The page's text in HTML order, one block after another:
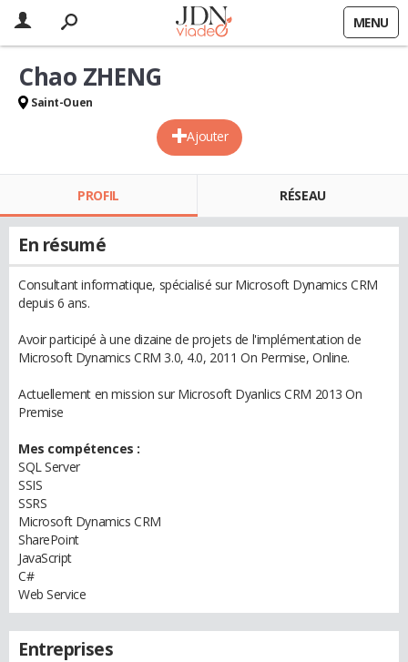
MENU
Ajouter
Chao ZHENG
Saint-Ouen
PROFIL RÉSEAU
En résumé
Consultant informatique, spécialisé sur Microsoft Dynamics CRM
depuis 6 ans.
Avoir participé à une dizaine de projets de l'implémentation de
Microsoft Dynamics CRM 3.0, 4.0, 2011 On Permise, Online.
Actuellement en mission sur Microsoft Dyanlics CRM 2013 On
Premise
Mes compétences :
SQL Server
SSIS
SSRS
Microsoft Dynamics CRM
SharePoint
JavaScript
C#
Web Service
Entreprises